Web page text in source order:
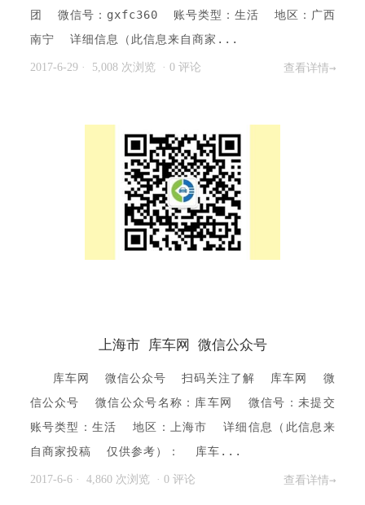
团 微信号：gxfc360 账号类型：生活 地区：广西
南宁 详细信息（此信息来自商家...
2017-6-29 · 5,008 次浏览 · 0 评论 查看详情→
上海市 库车网 微信公众号
库车网 微信公众号 扫码关注了解 库车网 微
信公众号 微信公众号名称：库车网 微信号：未提交
账号类型：生活 地区：上海市 详细信息（此信息来
自商家投稿 仅供参考）： 库车...
2017-6-6 · 4,860 次浏览 · 0 评论 查看详情→